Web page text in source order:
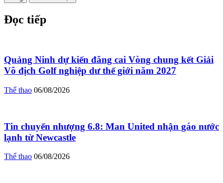
Đọc tiếp
Quảng Ninh dự kiến đăng cai Vòng chung kết Giải
Vô địch Golf nghiệp dư thế giới năm 2027
Thể thao 06/08/2026
Tin chuyển nhượng 6.8: Man United nhận gáo nước
lạnh từ Newcastle
Thể thao 06/08/2026